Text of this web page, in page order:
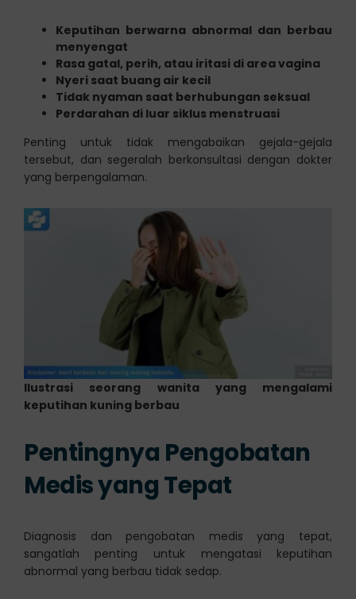
Keputihan berwarna abnormal dan berbau
menyengat
Rasa gatal, perih, atau iritasi di area vagina
Nyeri saat buang air kecil
Tidak nyaman saat berhubungan seksual
Perdarahan di luar siklus menstruasi
Penting untuk tidak mengabaikan gejala-gejala
tersebut, dan segeralah berkonsultasi dengan dokter
yang berpengalaman.
Ilustrasi seorang wanita yang mengalami
keputihan kuning berbau
Pentingnya Pengobatan
Medis yang Tepat
Diagnosis dan pengobatan medis yang tepat,
sangatlah penting untuk mengatasi keputihan
abnormal yang berbau tidak sedap.